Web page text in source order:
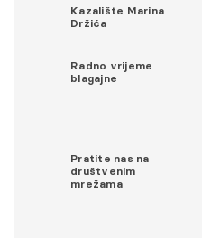
Kazalište Marina
Držića
Radno vrijeme
blagajne
Pratite nas na
društvenim
mrežama